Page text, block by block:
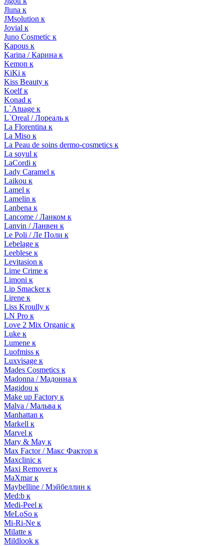
Jluna к
JMsolution к
Jovial к
Juno Cosmetic к
Kapous к
Karina / Карина к
Kemon к
KiKi к
Kiss Beauty к
Koelf к
Konad к
L`Atuage к
L`Oreal / Лореаль к
La Florentina к
La Miso к
La Peau de soins dermo-cosmetics к
La soyul к
LaCordi к
Lady Caramel к
Laikou к
Lamel к
Lamelin к
Lanbena к
Lancome / Ланком к
Lanvin / Ланвен к
Le Poli / Ле Поли к
Lebelage к
Leeblese к
Levitasion к
Lime Crime к
Limoni к
Lip Smacker к
Lirene к
Liss Kroully к
LN Pro к
Love 2 Mix Organic к
Luke к
Lumene к
Luofmiss к
Luxvisage к
Mades Cosmetics к
Madonna / Мадонна к
Magidou к
Make up Factory к
Malva / Мальва к
Manhattan к
Markell к
Marvel к
Mary & May к
Max Factor / Макс Фактор к
Maxclinic к
Maxi Remover к
MaXmar к
Maybelline / Мэйбеллин к
Med:b к
Medi-Peel к
MeLoSo к
Mi-Ri-Ne к
Milatte к
Mildlook к